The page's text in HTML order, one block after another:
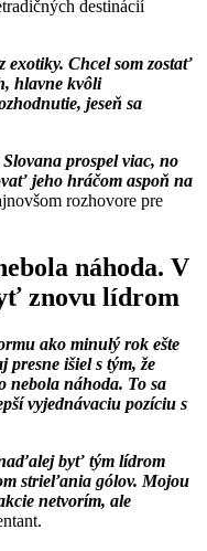
destinácií
Chcel som zostať
hlavne kvôli
jeseň sa
prospel viac, no
jeho hráčom aspoň na
rozhovore pre
náhoda. V
znovu lídrom
ako minulý rok ešte
presne išiel s tým, že
nebola náhoda. To sa
vyjednávaciu pozíciu s
byť tým lídrom
strieľania gólov. Mojou
netvorím, ale